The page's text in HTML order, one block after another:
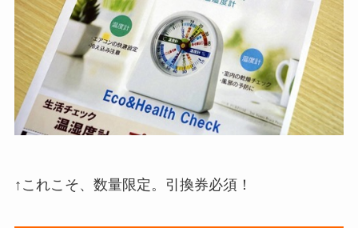
↑これこそ、数量限定。引換券必須！